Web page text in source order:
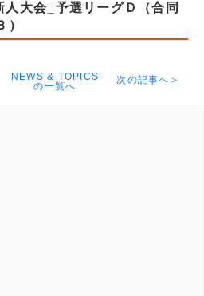
人大会_予選リーグＤ（合同
）
NEWS & TOPICS
の一覧へ
次の記事へ＞